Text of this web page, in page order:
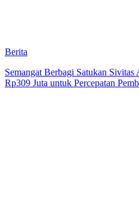
Berita
Semangat Berbagi Satukan
Rp309 Juta untuk Percepatan